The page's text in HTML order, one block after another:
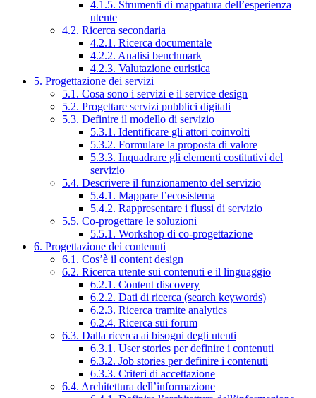
4.1.5. Strumenti di mappatura dell’esperienza
utente
4.2. Ricerca secondaria
4.2.1. Ricerca documentale
4.2.2. Analisi benchmark
4.2.3. Valutazione euristica
5. Progettazione dei servizi
5.1. Cosa sono i servizi e il service design
5.2. Progettare servizi pubblici digitali
5.3. Definire il modello di servizio
5.3.1. Identificare gli attori coinvolti
5.3.2. Formulare la proposta di valore
5.3.3. Inquadrare gli elementi costitutivi del
servizio
5.4. Descrivere il funzionamento del servizio
5.4.1. Mappare l’ecosistema
5.4.2. Rappresentare i flussi di servizio
5.5. Co-progettare le soluzioni
5.5.1. Workshop di co-progettazione
6. Progettazione dei contenuti
6.1. Cos’è il content design
6.2. Ricerca utente sui contenuti e il linguaggio
6.2.1. Content discovery
6.2.2. Dati di ricerca (search keywords)
6.2.3. Ricerca tramite analytics
6.2.4. Ricerca sui forum
6.3. Dalla ricerca ai bisogni degli utenti
6.3.1. User stories per definire i contenuti
6.3.2. Job stories per definire i contenuti
6.3.3. Criteri di accettazione
6.4. Architettura dell’informazione